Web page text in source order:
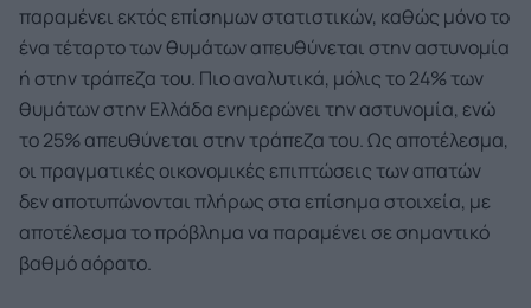
παραμένει εκτός επίσημων στατιστικών, καθώς μόνο το
ένα τέταρτο των θυμάτων απευθύνεται στην αστυνομία
ή στην τράπεζα του. Πιο αναλυτικά, μόλις το 24% των
θυμάτων στην Ελλάδα ενημερώνει την αστυνομία, ενώ
το 25% απευθύνεται στην τράπεζα του. Ως αποτέλεσμα,
οι πραγματικές οικονομικές επιπτώσεις των απατών
δεν αποτυπώνονται πλήρως στα επίσημα στοιχεία, με
αποτέλεσμα το πρόβλημα να παραμένει σε σημαντικό
βαθμό αόρατο.